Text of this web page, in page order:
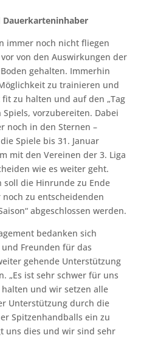
Dauerkarteninhaber
immer noch nicht fliegen
von den Auswirkungen der
gehalten. Immerhin
zu trainieren und
zu halten und auf den „Tag
Spiels, vorzubereiten. Dabei
noch in den Sternen –
Spiele bis 31. Januar
mit den Vereinen der 3. Liga
wie es weiter geht.
soll die Hinrunde zu Ende
zu entscheidenden
abgeschlossen werden.
bedanken sich
Freunden für das
gehende Unterstützung
„Es ist sehr schwer für uns
und wir setzen alle
Unterstützung durch die
Spitzenhandballs ein zu
uns dies und wir sind sehr